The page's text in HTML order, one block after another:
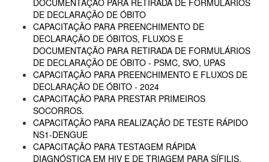
DOCUMENTAÇÃO PARA RETIRADA DE FORMULÁRIOS
DE DECLARAÇÃO DE ÓBITO
CAPACITAÇÃO PARA PREENCHIMENTO DE
DECLARAÇÃO DE ÓBITOS, FLUXOS E
DOCUMENTAÇÃO PARA RETIRADA DE FORMULÁRIOS
DE DECLARAÇÃO DE ÓBITO - PSMC, SVO, UPAS
CAPACITAÇÃO PARA PREENCHIMENTO E FLUXOS DE
DECLARAÇÃO DE ÓBITO - 2024
CAPACITAÇÃO PARA PRESTAR PRIMEIROS
SOCORROS.
CAPACITAÇÃO PARA REALIZAÇÃO DE TESTE RÁPIDO
NS1-DENGUE
CAPACITAÇÃO PARA TESTAGEM RÁPIDA
DIAGNÓSTICA EM HIV E DE TRIAGEM PARA SÍFILIS,